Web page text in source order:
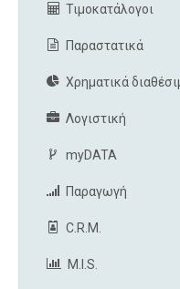
Τιμοκατάλογοι
Παραστατικά
Χρηματικά
Λογιστική
myDATA
Παραγωγή
C.R.M.
M.I.S.